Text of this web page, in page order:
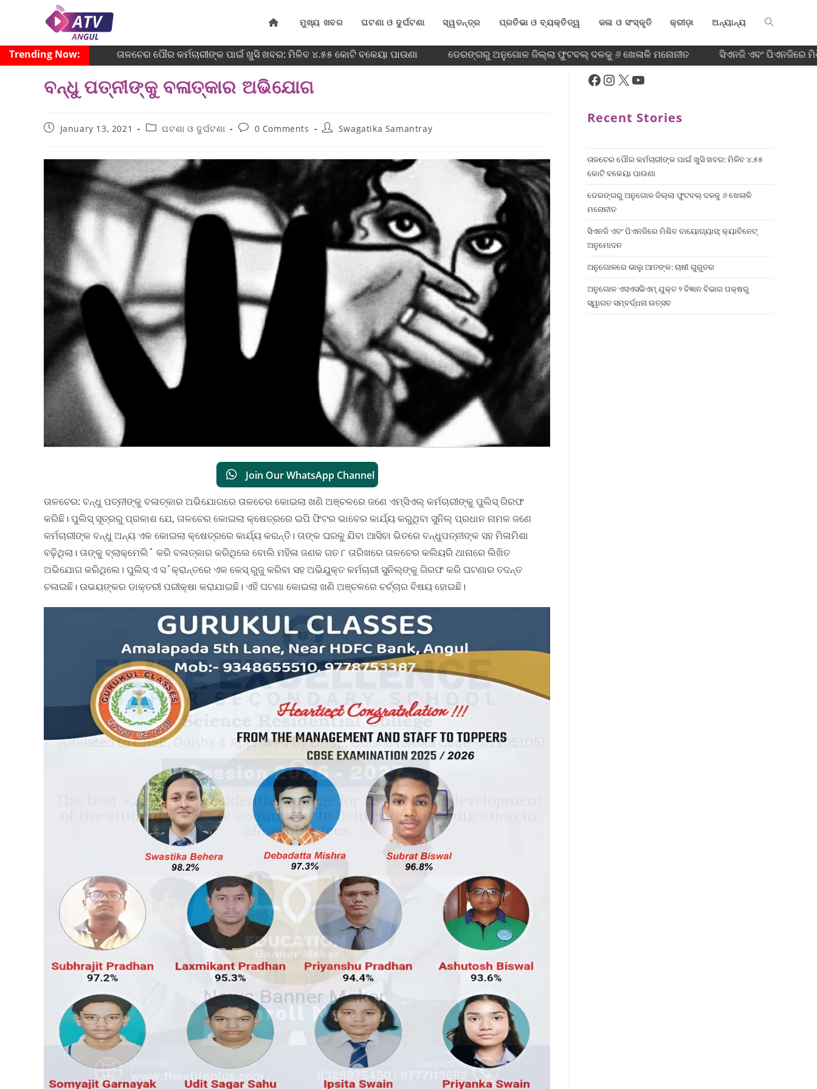
ମୁଖ୍ୟ ଖବର ଘଟଣା ଓ ଦୁର୍ଘଟଣା ସ୍ୱତନ୍ତ୍ର ପ୍ରତିଭା ଓ ବ୍ୟକ୍ତିତ୍ୱ କଳା ଓ ସଂସ୍କୃତି କ୍ରୀଡ଼ା ଅନ୍ୟାନ୍ୟ
Trending Now: ତାଳଚେର ପୌର କର୍ମଚାରୀଙ୍କ ପାଇଁ ଖୁସି ଖବର: ମିଳିବ ୪.୫୫ କୋଟି ବକେୟା ପାଉଣା ଡେରଙ୍ଗରୁ ଅନୁଗୋଳ ଜିଲ୍ଲା ଫୁଟବଲ୍ ଦଳକୁ ୬ ଖେଳାଳି ମନୋନୀତ ସିଏନଜି ଏବଂ ପିଏନଜିରେ
ବନ୍ଧୁ ପତ୍ନୀଙ୍କୁ ବଳାତ୍କାର ଅଭିଯୋଗ
January 13, 2021 ଘଟଣା ଓ ଦୁର୍ଘଟଣା 0 Comments Swagatika Samantray
Join Our WhatsApp Channel
ତାଳଚେର: ବନ୍ଧୁ ପତ୍ନୀଙ୍କୁ ବଳାତ୍କାର ଅଭିଯୋଗରେ ତାଳଚେର କୋଇଲା ଖଣି ଅଞ୍ଚଳରେ ଜଣେ ଏମ୍‌ସିଏଲ୍‌ କର୍ମଚାରୀଙ୍କୁ ପୁଲିସ୍‌ ଗିରଫ
କରିଛି। ପୁଲିସ୍‌ ସୂତ୍ରରୁ ପ୍ରକାଶ ଯେ, ତାଳଚେର କୋଇଲା କ୍ଷେତ୍ରରେ ଇପି ଫିଟର ଭାବେର କାର୍ଯ୍ୟ କରୁଥିବା ସୁନିଲ୍‌ ପ୍ରଧାନ ନାମକ ଜଣେ
କର୍ମଚାରୀଙ୍କ ବନ୍ଧୁ ଅନ୍ୟ ଏକ କୋଇଲା କ୍ଷେତ୍ରରେ କାର୍ଯ୍ୟ କରନ୍ତି। ତାଙ୍କ ଘରକୁ ଯିବା ଆସିବା ଭିତରେ ବନ୍ଧୁପତ୍ନୀଙ୍କ ସହ ମିଳାମିଶା
ବଢ଼ିଥିଲା। ତାଙ୍କୁ ବ୍ଲାକ୍‌ମେଲି˚ କରି ବଳାତ୍କାର କରିଥିଲେ ବୋଲି ମହିଳା ଜଣକ ଗତ ୮ ତାରିଖରେ ତାଳଚେର କଲିୟରି ଥାନାରେ ଲିଖିତ
ଅଭିଯୋଗ କରିଥିଲେ। ପୁଲିସ୍‌ ଏ ସ˚କ୍ରାନ୍ତରେ ଏକ କେସ୍‌ ରୁଜୁ କରିବା ସହ ଅଭିଯୁକ୍ତ କର୍ମଚାରୀ ସୁନିଲ୍‌ଙ୍କୁ ଗିରଫ କରି ଘଟଣାର ତଦନ୍ତ
ଚଳାଇଛି। ଉଭୟଙ୍କର ଡାକ୍ତରୀ ପରୀକ୍ଷା କରାଯାଇଛି। ଏହି ଘଟଣା କୋଇଲା ଖଣି ଅଞ୍ଚଳରେ ଚର୍ଚ୍ଚାର ବିଷୟ ହୋଇଛି।
Recent Stories
ତାଳଚେର ପୌର କର୍ମଚାରୀଙ୍କ ପାଇଁ ଖୁସି ଖବର: ମିଳିବ ୪.୫୫
କୋଟି ବକେୟା ପାଉଣା
ଡେରଙ୍ଗରୁ ଅନୁଗୋଳ ଜିଲ୍ଲା ଫୁଟବଲ୍ ଦଳକୁ ୬ ଖେଳାଳି
ମନୋନୀତ
ସିଏନଜି ଏବଂ ପିଏନଜିରେ ମିଶିବ ବାୟୋଗ୍ୟାସ୍: କ୍ୟାବିନେଟ୍
ଅନୁମୋଦନ
ଅନୁଗୋଳରେ ଭାଲୁ ଆତଙ୍କ: ଚାଷୀ ଗୁରୁତର
ଅନୁଗୋଳ ଏସଏସଭିଏମ୍ ଯୁକ୍ତ ୨ ବିଜ୍ଞାନ ବିଭାଗ ପକ୍ଷରୁ
ସ୍ୱାଗତ ସମ୍ବର୍ଦ୍ଧନା ଉତ୍ସବ